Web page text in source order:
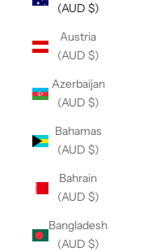
(AUD $)
Austria
(AUD $)
Azerbaijan
(AUD $)
Bahamas
(AUD $)
Bahrain
(AUD $)
Bangladesh
(AUD $)